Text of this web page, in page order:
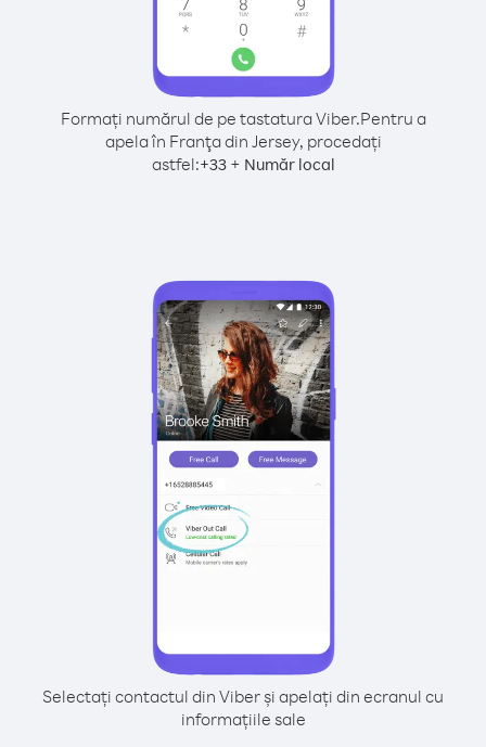
Formați numărul de pe tastatura Viber.Pentru a
apela în Franţa din Jersey, procedați
astfel:+33+ Număr local
Selectați contactul din Viber și apelați din ecranul cu
informațiile sale